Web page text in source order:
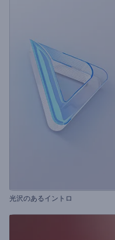
光沢のあるイントロ